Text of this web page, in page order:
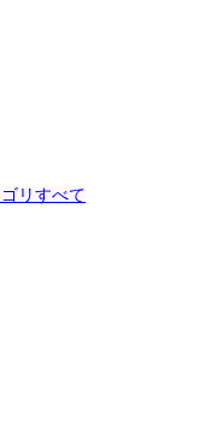
リすべて